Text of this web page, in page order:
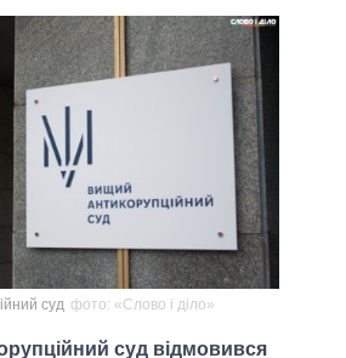
суд фото: «Слово і діло»
суд відмовився